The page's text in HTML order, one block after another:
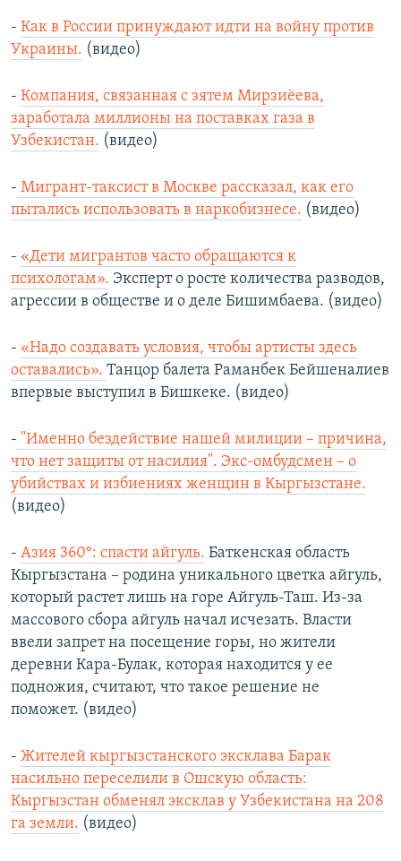
- Как в России принуждают идти на войну против
Украины. (видео)
- Компания, связанная с зятем Мирзиёева,
заработала миллионы на поставках газа в
Узбекистан. (видео)
- Мигрант-таксист в Москве рассказал, как его
пытались использовать в наркобизнесе. (видео)
- «Дети мигрантов часто обращаются к
психологам». Эксперт о росте количества разводов,
агрессии в обществе и о деле Бишимбаева. (видео)
- «Надо создавать условия, чтобы артисты здесь
оставались». Танцор балета Раманбек Бейшеналиев
впервые выступил в Бишкеке. (видео)
- "Именно бездействие нашей милиции – причина,
что нет защиты от насилия". Экс-омбудсмен – о
убийствах и избиениях женщин в Кыргызстане.
(видео)
- Азия 360°: спасти айгуль. Баткенская область
Кыргызстана – родина уникального цветка айгуль,
который растет лишь на горе Айгуль-Таш. Из-за
массового сбора айгуль начал исчезать. Власти
ввели запрет на посещение горы, но жители
деревни Кара-Булак, которая находится у ее
подножия, считают, что такое решение не
поможет. (видео)
- Жителей кыргызстанского эксклава Барак
насильно переселили в Ошскую область:
Кыргызстан обменял эксклав у Узбекистана на 208
га земли. (видео)